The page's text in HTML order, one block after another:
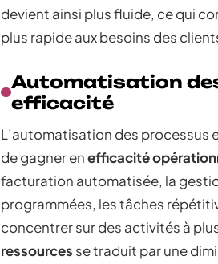
devient ainsi plus fluide, ce qui
plus rapide aux besoins des
Automatisation
efficacité
L’automatisation des processus
de gagner enefficacité
facturation automatisée, la
programmées, les tâches
concentrer sur des activités à
ressources se traduit par une